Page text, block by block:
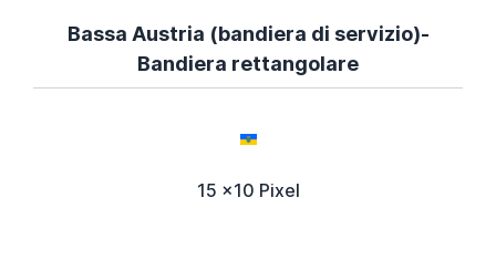
Bassa Austria (bandiera di servizio)-
Bandiera rettangolare
15 x10 Pixel